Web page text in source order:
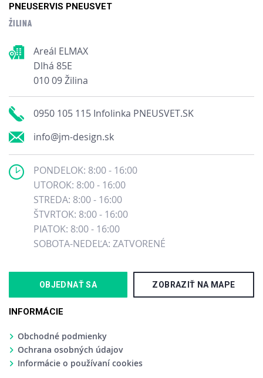
PNEUSERVIS PNEUSVET
ŽILINA
Areál ELMAX
Dlhá 85E
010 09 Žilina
0950 105 115 Infolinka PNEUSVET.SK
info@jm-design.sk
PONDELOK: 8:00 - 16:00
UTOROK: 8:00 - 16:00
STREDA: 8:00 - 16:00
ŠTVRTOK: 8:00 - 16:00
PIATOK: 8:00 - 16:00
SOBOTA-NEDEĽA: ZATVORENÉ
OBJEDNAŤ SA ZOBRAZIŤ NA MAPE
INFORMÁCIE
Obchodné podmienky
Ochrana osobných údajov
Informácie o používaní cookies